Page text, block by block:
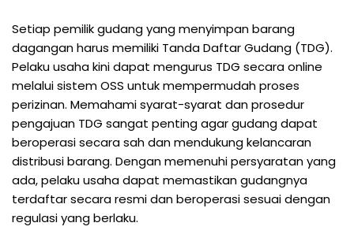
Setiap pemilik gudang yang menyimpan barang
dagangan harus memiliki Tanda Daftar Gudang (TDG).
Pelaku usaha kini dapat mengurus TDG secara online
melalui sistem OSS untuk mempermudah proses
perizinan. Memahami syarat-syarat dan prosedur
pengajuan TDG sangat penting agar gudang dapat
beroperasi secara sah dan mendukung kelancaran
distribusi barang. Dengan memenuhi persyaratan yang
ada, pelaku usaha dapat memastikan gudangnya
terdaftar secara resmi dan beroperasi sesuai dengan
regulasi yang berlaku.